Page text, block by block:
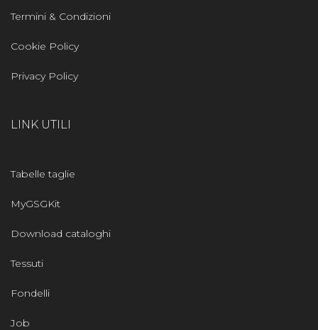
Termini & Condizioni
Cookie Policy
Privacy Policy
LINK UTILI
Tabelle taglie
MyGSGKit
Download cataloghi
Tessuti
Fondelli
Job